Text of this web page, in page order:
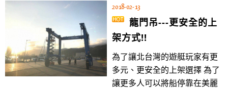
2018-02-13
龍門吊---更安全的上
架方式!!
為了讓北台灣的遊艇玩家有更
多元、更安全的上架選擇 為了
讓更多人可以將船停靠在美麗